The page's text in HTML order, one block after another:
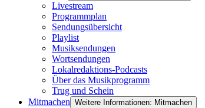
Livestream
Programmplan
Sendungsübersicht
Playlist
Musiksendungen
Wortsendungen
Lokalredaktions-Podcasts
Über das Musikprogramm
Trug und Schein
Mitmachen Weitere Informationen: Mitmachen